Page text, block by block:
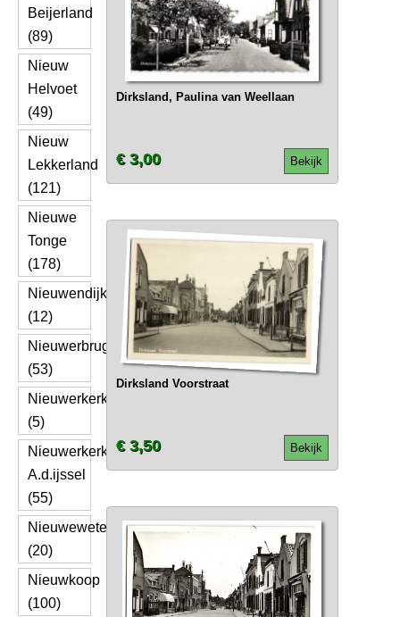
Beijerland
(89)
Nieuw
Helvoet
(49)
Nieuw
Lekkerland
(121)
Nieuwe
Tonge
(178)
Nieuwendijk
(12)
Nieuwerbrug
(53)
Nieuwerkerk
(5)
Nieuwerkerk
A.d.ijssel
(55)
Nieuwewetering
(20)
Nieuwkoop
(100)
Dirksland, Paulina van Weellaan
Bekijk
€ 3,00
Dirksland Voorstraat
Bekijk
€ 3,50